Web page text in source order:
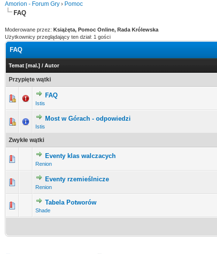
Amorion - Forum Gry › Pomoc
FAQ
Moderowane przez: Książęta, Pomoc Online, Rada Królewska
Użytkownicy przeglądający ten dział: 1 gości
FAQ
Temat [mal.] / Autor
Przypięte wątki
FAQ
Istis
0 głosów - średnia ocena: 0 na 5 gwiazdek
Most w Górach - odpowiedzi
Istis
0 głosów - średnia ocena: 0 na 5 gwiazdek
12345
Zwykłe wątki
Eventy klas walczacych
Renion
0 głosów - średnia ocena: 0 na 5 gwiazdek
123
Eventy rzemieślnicze
Renion
0 głosów - średnia ocena: 0 na 5 gwiazdek
1
Tabela Potworów
Shade
0 głosów - średnia ocena: 0 na 5 gwiazdek